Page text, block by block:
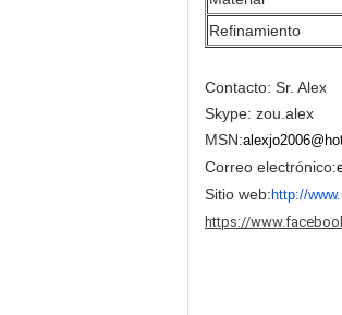
Refinamiento
Contacto: Sr. Alex
Skype: zou.alex
MSN:
Correo electrónico:
Sitio web: http://
https://